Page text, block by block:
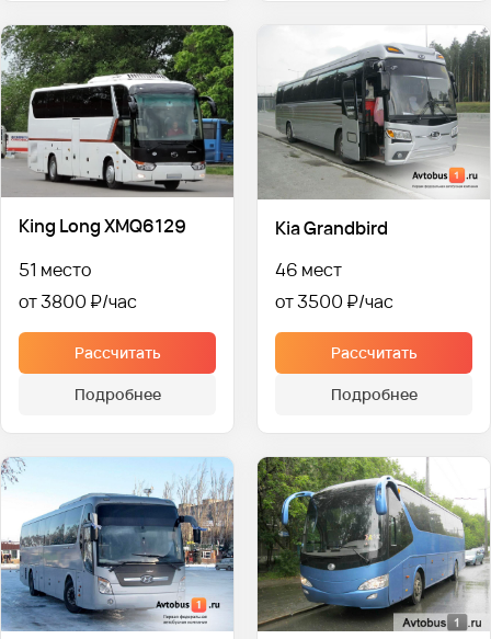
King Long XMQ6129
51 место
от 3800 ₽
Рассчитать
Подробнее
Kia Grandbird
46 мест
от 3500 ₽
Рассчитать
Подробнее